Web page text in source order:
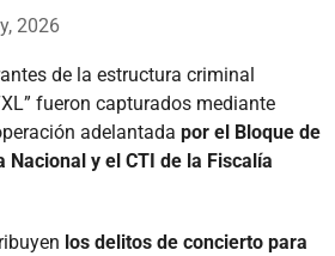
2026
de la estructura criminal
fueron capturados mediante
adelantada por el Bloque de
Nacional y el CTI de la Fiscalía
los delitos de concierto para